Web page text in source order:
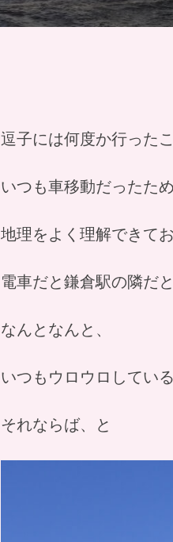
逗子には何度か行った
いつも車移動だったた
地理をよく理解できて
電車だと鎌倉駅の隣だ
なんとなんと、
いつもウロウロしてい
それならば、と